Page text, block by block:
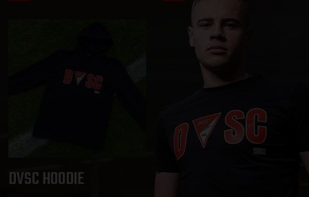
DVSC HOODIE